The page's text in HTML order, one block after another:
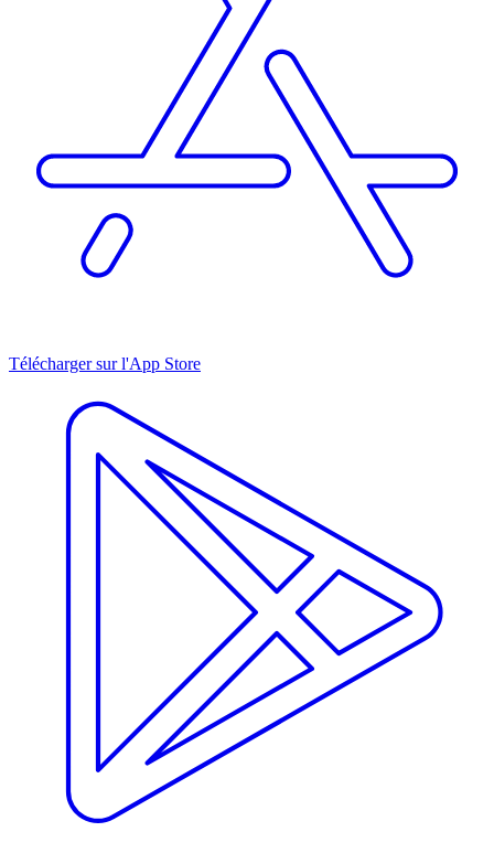
Télécharger sur l'App Store